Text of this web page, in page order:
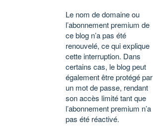
Le nom de domaine ou
l’abonnement premium de
ce blog n’a pas été
renouvelé, ce qui explique
cette interruption. Dans
certains cas, le blog peut
également être protégé par
un mot de passe, rendant
son accès limité tant que
l’abonnement premium n’a
pas été réactivé.